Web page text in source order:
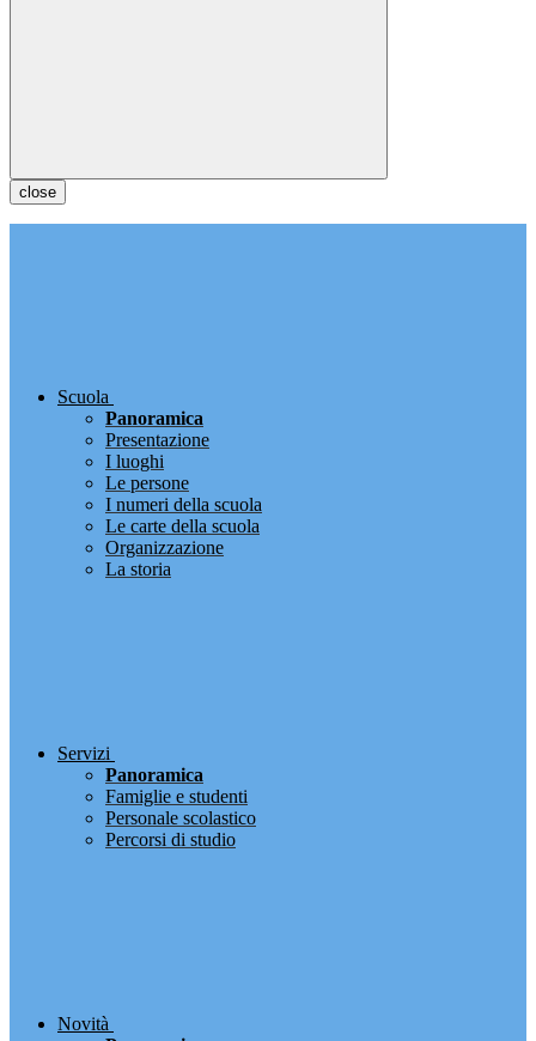
close
Scuola
Panoramica
Presentazione
I luoghi
Le persone
I numeri della scuola
Le carte della scuola
Organizzazione
La storia
Servizi
Panoramica
Famiglie e studenti
Personale scolastico
Percorsi di studio
Novità